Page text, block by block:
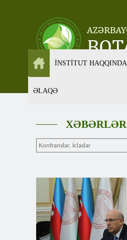
İNSTİTUT HAQQINDA
ƏLAQƏ
XƏBƏRLƏR